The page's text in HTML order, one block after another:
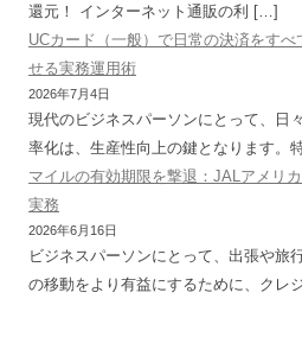
還元！ インターネット通販の利 […]
UCカード（一般）で日常の決済をす
せる実務運用術
2026年7月4日
現代のビジネスパーソンにとって、日
率化は、生産性向上の鍵となります。
マイルの有効期限を撃退：JALアメリ
実務
2026年6月16日
ビジネスパーソンにとって、出張や旅
の移動をより有益にするために、クレ